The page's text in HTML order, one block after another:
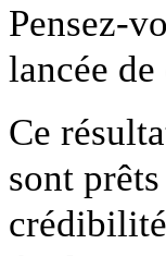
Pensez-
lancée de
Ce
sont